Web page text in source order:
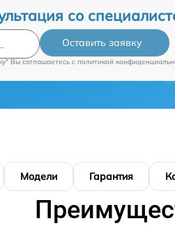
со
Оставить заявку
Вы соглашаетесь c политикой
Модели Гарантия